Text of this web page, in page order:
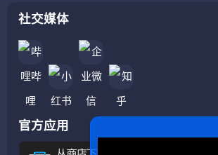
社交媒体
官方应用